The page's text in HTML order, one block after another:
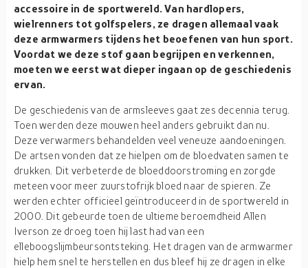
accessoire in de sportwereld. Van hardlopers,
wielrenners tot golfspelers, ze dragen allemaal vaak
deze armwarmers tijdens het beoefenen van hun sport.
Voordat we deze stof gaan begrijpen en verkennen,
moeten we eerst wat dieper ingaan op de geschiedenis
ervan.
De geschiedenis van de armsleeves gaat zes decennia terug.
Toen werden deze mouwen heel anders gebruikt dan nu.
Deze verwarmers behandelden veel veneuze aandoeningen.
De artsen vonden dat ze hielpen om de bloedvaten samen te
drukken. Dit verbeterde de bloeddoorstroming en zorgde
meteen voor meer zuurstofrijk bloed naar de spieren. Ze
werden echter officieel geïntroduceerd in de sportwereld in
2000. Dit gebeurde toen de ultieme beroemdheid Allen
Iverson ze droeg toen hij last had van een
elleboogslijmbeursontsteking. Het dragen van de armwarmer
hielp hem snel te herstellen en dus bleef hij ze dragen in elke